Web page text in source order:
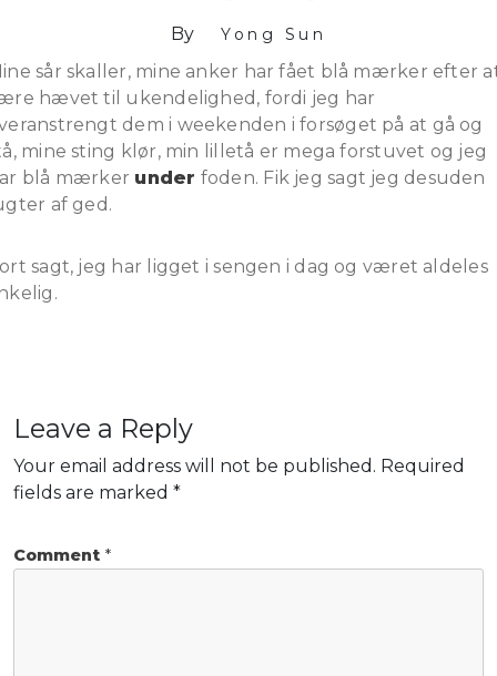
By Yong Sun
sår skaller, mine anker har fået blå mærker efter
hævet til ukendelighed, fordi jeg har
dem i weekenden i forsøget på at gå og
mine sting klør, min lilletå er mega forstuvet og jeg
blå mærker under foden. Fik jeg sagt jeg desuden
af ged.
sagt, jeg har ligget i sengen i dag og været aldeles
Leave a Reply
Your email address will not be published. Required
fields are marked *
Comment *